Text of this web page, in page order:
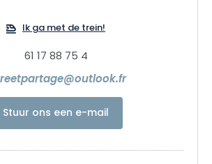
Ik ga met de trein!
61 17 88 75 4
Stuur ons een e-mail